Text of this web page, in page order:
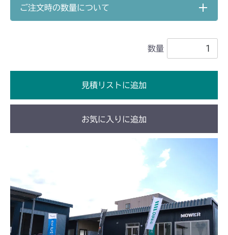
本体 FIG49 刈刃カバー(日本 韓国 Asia)
本体 FIG50 刈刃カバー(CE ISEKI)
CMX2202YCV/YCS
本体 FIG30 刈刃カバー
CMX2206HC
本体 FIG27 刈刃カバー
本体 FIG36 刈刃カバー(日本)
本体 FIG37 刈刃カバー(CE AU USA)
本体 FIG28 刈刃カバー(日本)
CMX2506YC/YCV/YCS
本体 FIG32 刈刃カバー
ご注文時の数量について
数量
見積リストに追加
お気に入りに追加